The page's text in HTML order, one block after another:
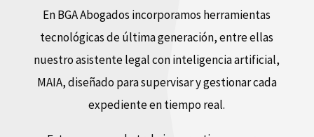
En BGA Abogados incorporamos herramientas
tecnológicas de última generación, entre ellas
nuestro asistente legal con inteligencia artificial,
MAIA, diseñado para supervisar y gestionar cada
expediente en tiempo real.